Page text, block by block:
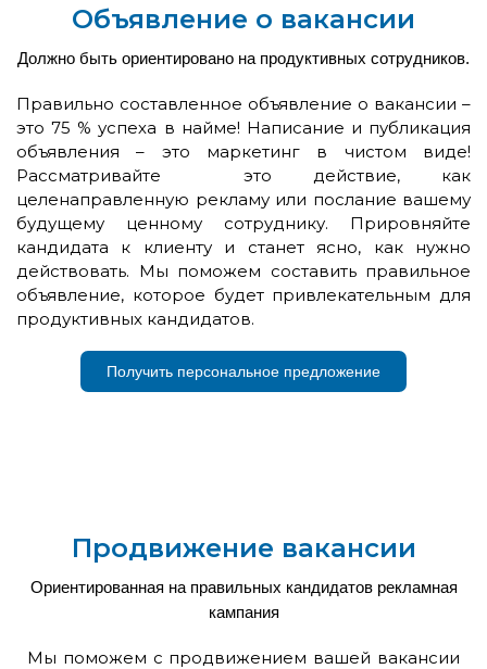
Объявление о вакансии
Должно быть ориентировано на продуктивных сотрудников.
Правильно составленное объявление о вакансии –
это 75 % успеха в найме! Написание и публикация
объявления – это маркетинг в чистом виде!
Рассматривайте это действие, как
целенаправленную рекламу или послание вашему
будущему ценному сотруднику. Прировняйте
кандидата к клиенту и станет ясно, как нужно
действовать. Мы поможем составить правильное
объявление, которое будет привлекательным для
продуктивных кандидатов.
Получить персональное предложение
Продвижение вакансии
Ориентированная на правильных кандидатов рекламная
кампания
Мы поможем с продвижением вашей вакансии